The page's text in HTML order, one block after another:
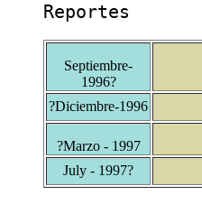
Reportes
Septiembre-
1996?
?Diciembre-1996
?Marzo - 1997
July - 1997?